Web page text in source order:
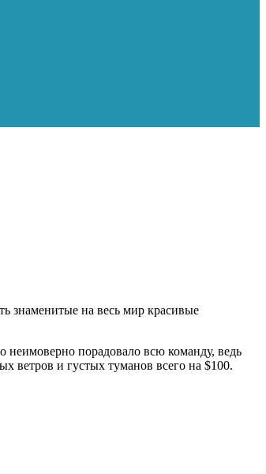
знаменитые на весь мир красивые
неимоверно порадовало всю команду, ведь
ветров и густых туманов всего на $100.